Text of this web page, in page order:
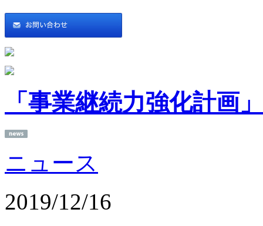
「事業継続力強化計画
ニュース
2019/12/16